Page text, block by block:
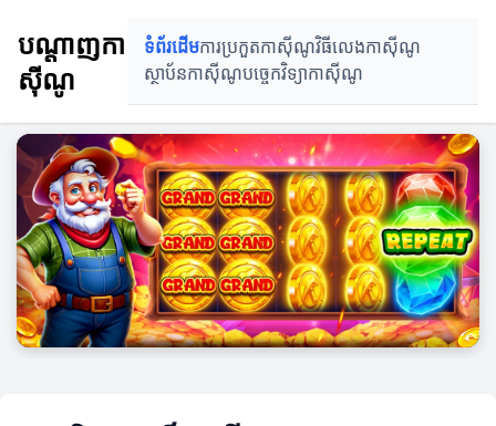
បណ្ដាញកា
ស៊ីណូ
ទំព័រដើមការប្រកួតកាស៊ីណូវិធីលេងកាស៊ីណូ
ស្ថាប័នកាស៊ីណូបច្ចេកវិទ្យាកាស៊ីណូ